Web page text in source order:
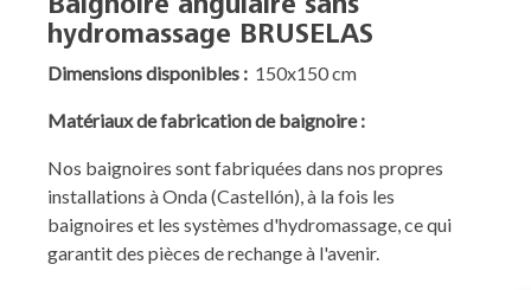
hydromassage BRUSELAS
Dimensions disponibles : 150x150 cm
Matériaux de fabrication de baignoire:
Nos baignoires sont fabriquées dans nos propres
installations à Onda (Castellón), à la fois les
baignoires et les systèmes d'hydromassage, ce qui
garantit des pièces de rechange à l'avenir.